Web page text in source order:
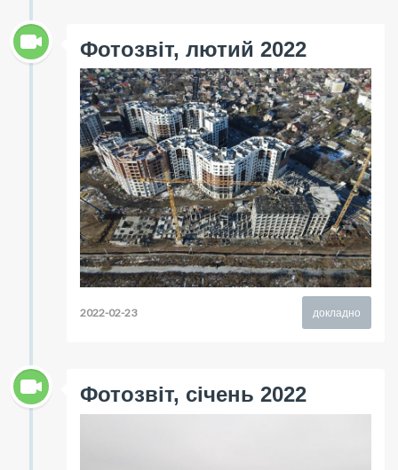
Фотозвіт, лютий 2022
докладно
2022-02-23
Фотозвіт, січень 2022